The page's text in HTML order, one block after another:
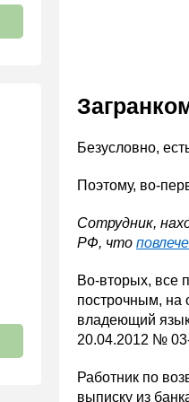
Безусловно,
Поэтому, во-
Сотрудник,
РФ, что
Во-вторых, все
построчным, на
владеющий
20.04.2012 №
Работник по
выписку из